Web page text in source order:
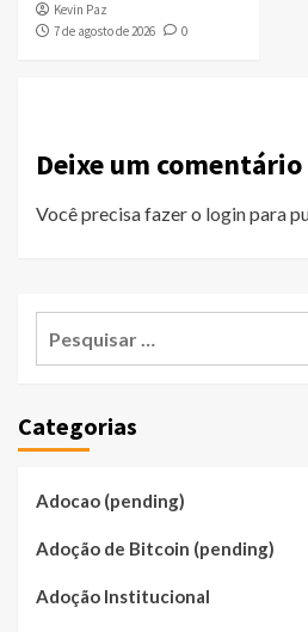
Kevin Paz
7 de agosto de 2026
0
Deixe um comentário
Você precisa fazer o loginpara
Categorias
Adocao (pending)
Adoção de Bitcoin (pending)
Adoção Institucional